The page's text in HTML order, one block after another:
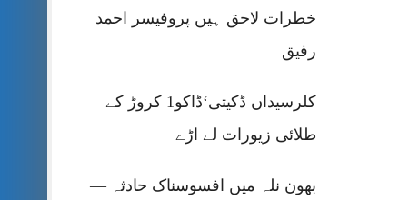
خطرات لاحق ہیں پروفیسر احمد
رفیق
کلرسیداں ڈکیتی‘ڈاکو1 کروڑ کے
طلائی زیورات لے اڑے
بھون نلہ میں افسوسناک حادثہ —